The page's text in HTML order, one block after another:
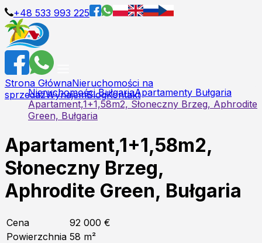
+48 533 993 225
Strona GłównaNieruchomości na
sprzedażWynajemBlogKontakt
Nieruchomości BułgariaApartamenty Bułgaria
Apartament,1+1,58m2, Słoneczny Brzeg, Aphrodite
Green, Bułgaria
Apartament,1+1,58m2,
Słoneczny Brzeg,
Aphrodite Green, Bułgaria
Cena
92 000 €
Powierzchnia 58 m²